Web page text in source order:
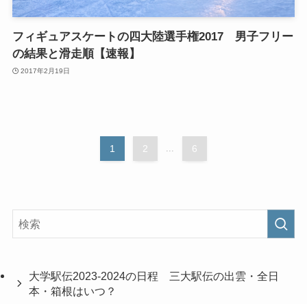
フィギュアスケートの四大陸選手権2017 男子フリー
の結果と滑走順【速報】
2017年2月19日
1 2 ... 6
大学駅伝2023-2024の日程 三大駅伝の出雲・全日
本・箱根はいつ？